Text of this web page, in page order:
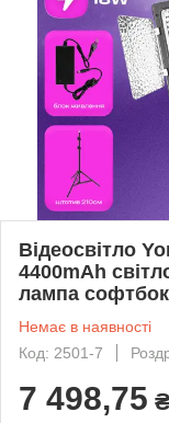
Відеосвітло
4400mAh
лампа
Немає в наявності
Код: 2501-7
7 498,75